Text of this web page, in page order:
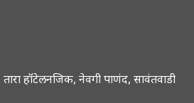
तारा हॉटेलनजिक, नेवगी पाणंद, सावंतवाडी